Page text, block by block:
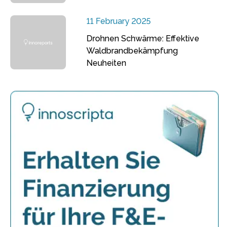
11 February 2025
Drohnen Schwärme: Effektive
Waldbrandbekämpfung
Neuheiten